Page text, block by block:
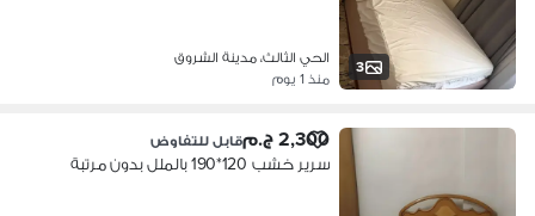
3
الحي الثالث، مدينة الشروق
منذ 1 يوم
2,300 ج.م قابل للتفاوض
سرير خشب 120*190 بالملل بدون مرتبة